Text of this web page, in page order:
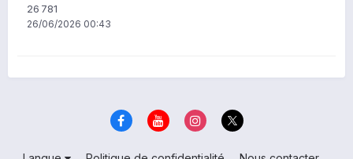
26 781
26/06/2026 00:43